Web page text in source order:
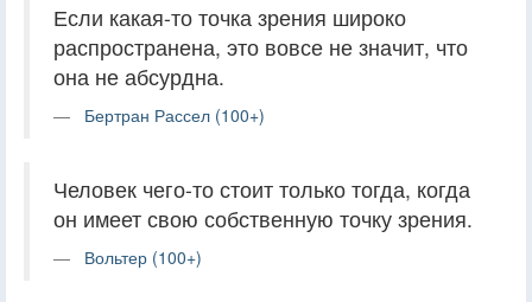
Если какая-то точка зрения широко
распространена, это вовсе не значит, что
она не абсурдна.
Бертран Рассел (100+)
Человек чего-то стоит только тогда, когда
он имеет свою собственную точку зрения.
Вольтер (100+)